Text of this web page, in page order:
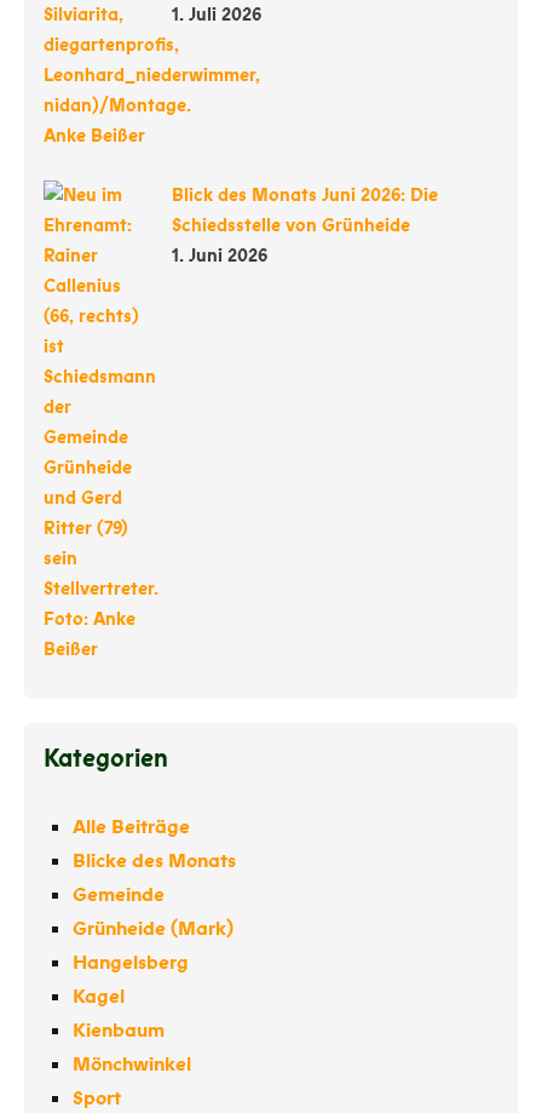
1. Juli 2026
Blick des Monats Juni 2026: Die
Schiedsstelle von Grünheide
1. Juni 2026
Kategorien
Alle Beiträge
Blicke des Monats
Gemeinde
Grünheide (Mark)
Hangelsberg
Kagel
Kienbaum
Mönchwinkel
Sport